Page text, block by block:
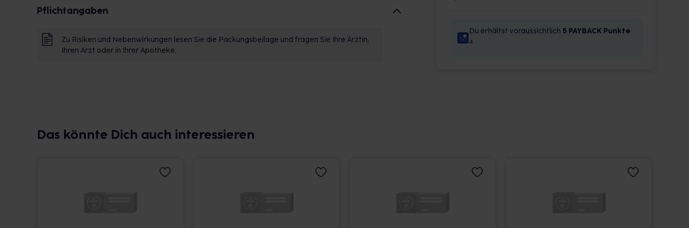
Pflichtangaben
Zu Risiken und Nebenwirkungen lesen Sie die Packungsbeilage und fragen Sie Ihre Ärztin,
Ihren Arzt oder in Ihrer Apotheke.
Du erhältst voraussichtlich 5 PAYBACK Punkte
4
Das könnte Dich auch interessieren